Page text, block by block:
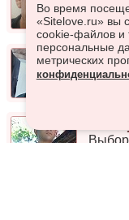
Во время
«Sitelove.ru» вы
cookie-файлов и
персональные
метрических